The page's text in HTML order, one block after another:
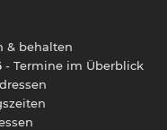
& behalten
- Termine im Überblick